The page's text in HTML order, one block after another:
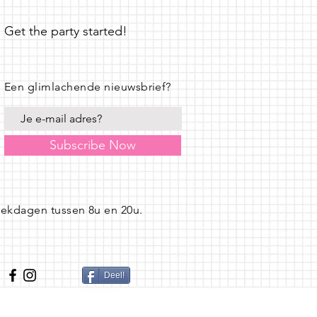
Get the party started!
tussen 8u en 20u.
Een glimlachende nieuwsbrief?
Subscribe Now
Deel!